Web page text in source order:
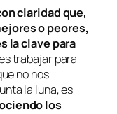
claridad que,
o peores,
la clave para
trabajar para
no nos
la luna, es
los